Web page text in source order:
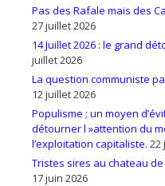
Pas des Rafale mais des
27 juillet 2026
14 Juillet 2026 : le grand
juillet 2026
La question communiste
12 juillet 2026
Populisme ; un moyen
détourner l »attention du
l’exploitation capitaliste. 22
Tristes sires au chateau
17 juin 2026